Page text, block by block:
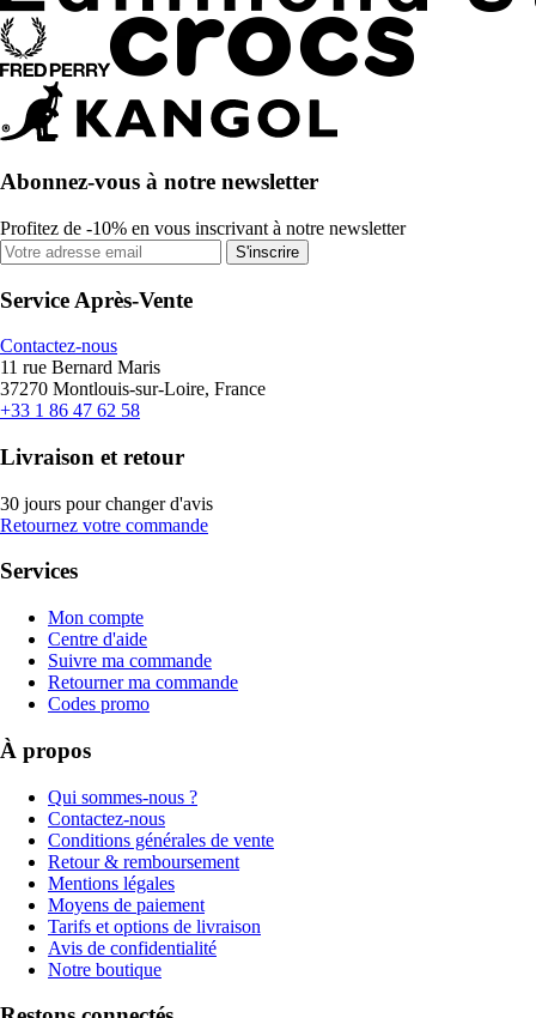
Abonnez-vous à notre newsletter
Profitez de -10% en vous inscrivant à notre newsletter
S'inscrire
Service Après-Vente
Contactez-nous
11 rue Bernard Maris
37270 Montlouis-sur-Loire, France
+33 1 86 47 62 58
Livraison et retour
30 jours pour changer d'avis
Retournez votre commande
Services
Mon compte
Centre d'aide
Suivre ma commande
Retourner ma commande
Codes promo
À propos
Qui sommes-nous ?
Contactez-nous
Conditions générales de vente
Retour & remboursement
Mentions légales
Moyens de paiement
Tarifs et options de livraison
Avis de confidentialité
Notre boutique